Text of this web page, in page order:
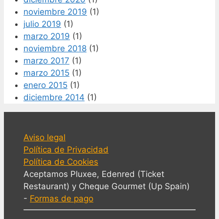
noviembre 2019 (1)
julio 2019 (1)
marzo 2019 (1)
noviembre 2018 (1)
marzo 2017 (1)
marzo 2015 (1)
enero 2015 (1)
diciembre 2014 (1)
Aviso legal
Política de Privacidad
Política de Cookies
Aceptamos Pluxee, Edenred (Ticket
Restaurant) y Cheque Gourmet (Up Spain)
- Formas de pago